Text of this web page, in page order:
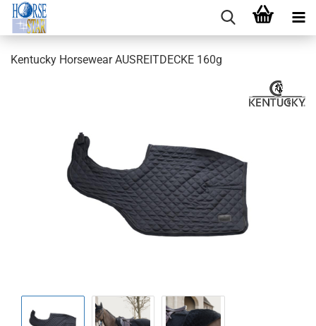
Kentucky Horsewear AUSREITDECKE 160g